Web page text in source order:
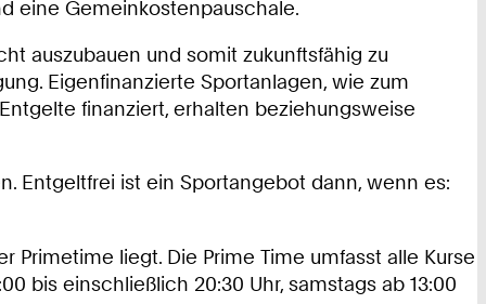
eine Gemeinkostenpauschale.
auszubauen und somit zukunftsfähig zu
Eigenfinanzierte Sportanlagen, wie zum
finanziert, erhalten beziehungsweise
Entgeltfrei ist ein Sportangebot dann, wenn es:
liegt. Die Prime Time umfasst alle Kurse
bis einschließlich 20:30 Uhr, samstags ab 13:00